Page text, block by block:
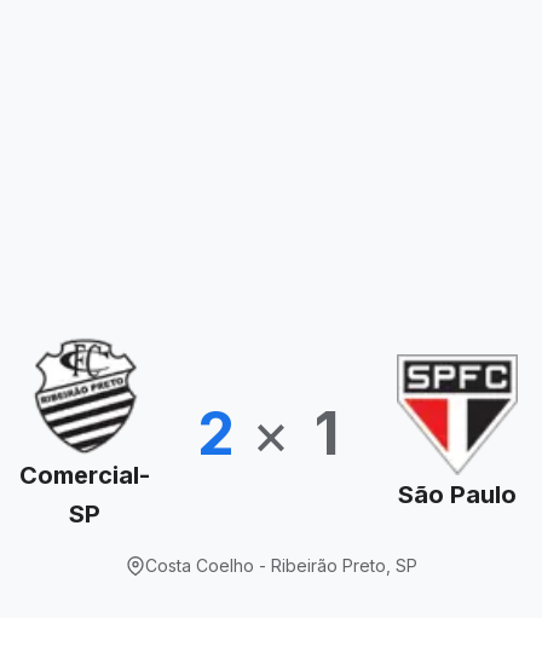
Comercial-
SP
2 × 1
São Paulo
Costa Coelho - Ribeirão Preto, SP